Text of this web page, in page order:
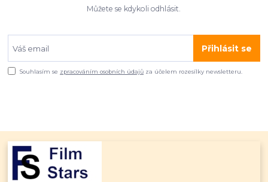
Můžete se kdykoli odhlásit.
Přihlásit se
Souhlasím se zpracováním osobních údajů za účelem rozesílky newsletteru.